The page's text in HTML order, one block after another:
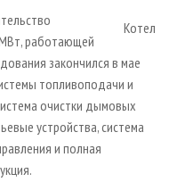
Котел
работающей
закончился в мае
топливоподачи и
очистки дымовых
устройства, система
и полная